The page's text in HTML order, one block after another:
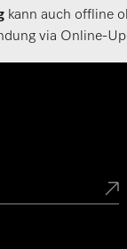
kann auch offline
via Online-